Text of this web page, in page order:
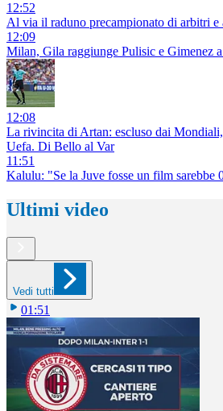
12:52
Al via il raduno precampionato di arbitri e
12:09
Milan, Gila raggiunge Pulisic e Gimenez
12:08
La rivincita di Artan: escluso dai
Uefa. Di Bello al Var
11:51
Kalulu: "Se la Juve fosse un film sarebbe
Ultimi video
Vedi tutti
01:51